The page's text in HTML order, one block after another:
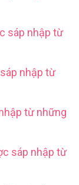
sáp nhập từ
nhập từ
từ những
sáp nhập từ